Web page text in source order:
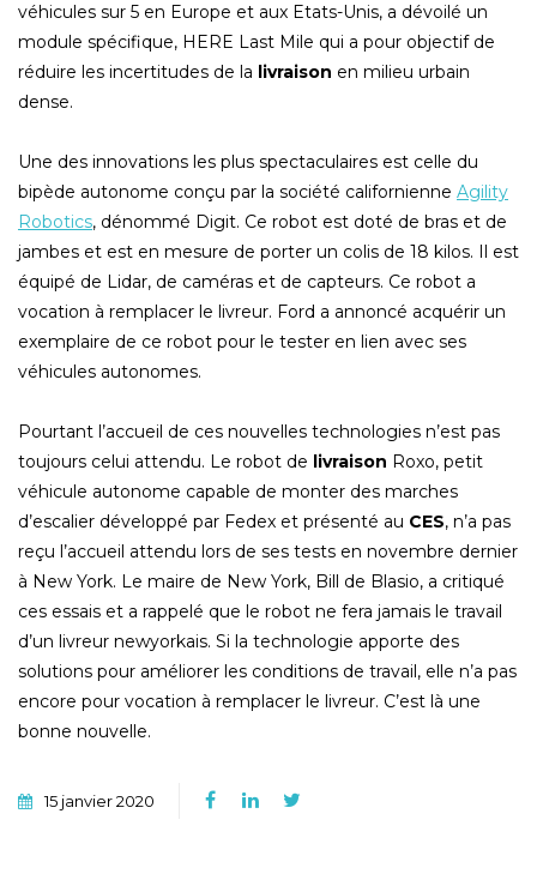
véhicules sur 5 en Europe et aux Etats-Unis, a dévoilé un
module spécifique, HERE Last Mile qui a pour objectif de
réduire les incertitudes de la livraison en milieu urbain
dense.
Une des innovations les plus spectaculaires est celle du
bipède autonome conçu par la société californienne Agility
Robotics, dénommé Digit. Ce robot est doté de bras et de
jambes et est en mesure de porter un colis de 18 kilos. Il est
équipé de Lidar, de caméras et de capteurs. Ce robot a
vocation à remplacer le livreur. Ford a annoncé acquérir un
exemplaire de ce robot pour le tester en lien avec ses
véhicules autonomes.
Pourtant l’accueil de ces nouvelles technologies n’est pas
toujours celui attendu. Le robot de livraison Roxo, petit
véhicule autonome capable de monter des marches
d’escalier développé par Fedex et présenté au CES, n’a pas
reçu l’accueil attendu lors de ses tests en novembre dernier
à New York. Le maire de New York, Bill de Blasio, a critiqué
ces essais et a rappelé que le robot ne fera jamais le travail
d’un livreur newyorkais. Si la technologie apporte des
solutions pour améliorer les conditions de travail, elle n’a pas
encore pour vocation à remplacer le livreur. C’est là une
bonne nouvelle.
15 janvier 2020